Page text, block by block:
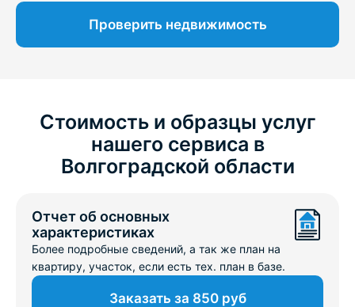
Проверить недвижимость
Стоимость и образцы услуг
нашего сервиса в
Волгоградской области
Отчет об основных
характеристиках
Более подробные сведений, а так же план на
квартиру, участок, если есть тех. план в базе.
Заказать за 850 руб